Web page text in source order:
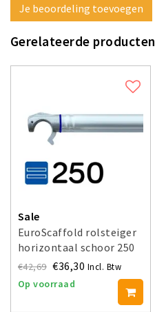
Je beoordeling toevoegen
Gerelateerde producten
Sale
EuroScaffold rolsteiger
horizontaal schoor 250
cm
€42,69 €36,30 Incl. Btw
Op voorraad